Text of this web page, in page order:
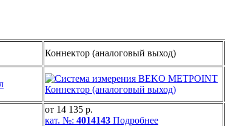
Коннектор (аналоговый выход)
от 14 135 р.
кат. №: 4014143 Подробнее